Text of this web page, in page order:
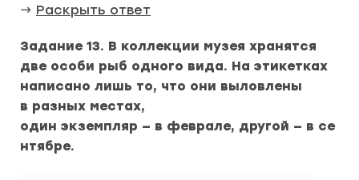
→ Раскрыть ответ
Задание 13. В коллекции музея хранятся
две особи рыб одного вида. На этикетках
написано лишь то, что они выловлены
в разных местах,
один экземпляр — в феврале, другой — в се
нтябре.